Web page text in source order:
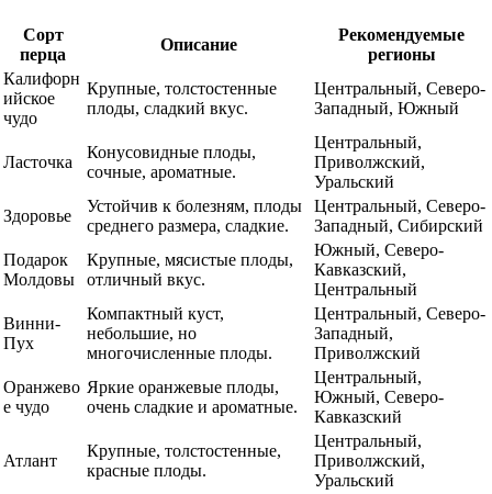
Сорт
перца
Описание
Рекомендуемые
регионы
Калифорн
ийское
чудо
Крупные, толстостенные
плоды, сладкий вкус.
Центральный, Северо-
Западный, Южный
Ласточка
Конусовидные плоды,
сочные, ароматные.
Центральный,
Приволжский,
Уральский
Здоровье
Устойчив к болезням, плоды
среднего размера, сладкие.
Центральный, Северо-
Западный, Сибирский
Подарок
Молдовы
Крупные, мясистые плоды,
отличный вкус.
Южный, Северо-
Кавказский,
Центральный
Винни-
Пух
Компактный куст,
небольшие, но
многочисленные плоды.
Центральный, Северо-
Западный,
Приволжский
Оранжево
е чудо
Яркие оранжевые плоды,
очень сладкие и ароматные.
Центральный,
Южный, Северо-
Кавказский
Атлант
Крупные, толстостенные,
красные плоды.
Центральный,
Приволжский,
Уральский